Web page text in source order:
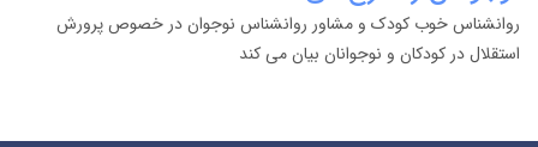
روانشناس خوب کودک و مشاور روانشناس نوجوان در خصوص پرورش
استقلال در کودکان و نوجوانان بیان می کند